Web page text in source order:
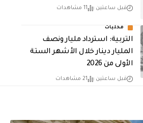
قبل ساعتين 11 مشاهدات
محليات
التربية: استرداد مليار ونصف
المليار دينار خلال الأشهر الستة
الأولى من 2026
قبل ساعتين 21 مشاهدات